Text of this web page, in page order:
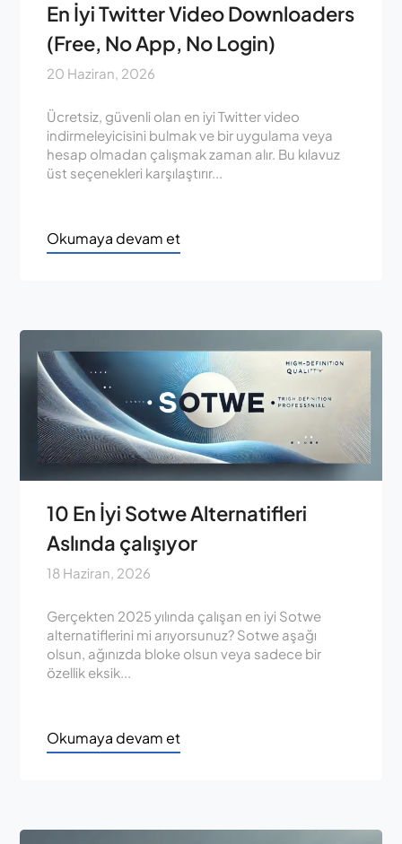
En İyi Twitter Video Downloaders
(Free, No App, No Login)
20 Haziran, 2026
Ücretsiz, güvenli olan en iyi Twitter video
indirmeleyicisini bulmak ve bir uygulama veya
hesap olmadan çalışmak zaman alır. Bu kılavuz
üst seçenekleri karşılaştırır...
Okumaya devam et
10 En İyi Sotwe Alternatifleri
Aslında çalışıyor
18 Haziran, 2026
Gerçekten 2025 yılında çalışan en iyi Sotwe
alternatiflerini mi arıyorsunuz? Sotwe aşağı
olsun, ağınızda bloke olsun veya sadece bir
özellik eksik...
Okumaya devam et